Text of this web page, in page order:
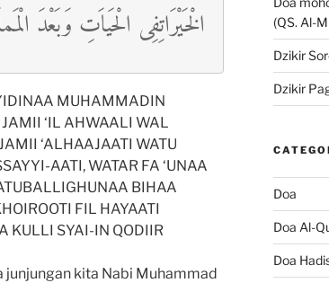
الْخَيْرَاتِفِى الْحَياَتِ وَبَعْدَ
MUHAMMADIN
‘IL AHWAALI WAL
‘ALHAAJAATI WATU
AATI, WATAR FA ‘UNAA
BIHAA
FIL HAYAATI
KULLI SYAI-IN QODIIR
kita Nabi Muhammad
(QS. Al-
Dzikir
Dzikir
Doa
Doa Al-
Doa